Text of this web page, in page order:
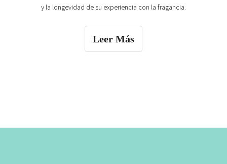
y la longevidad de su experiencia con la fragancia.
Leer Más